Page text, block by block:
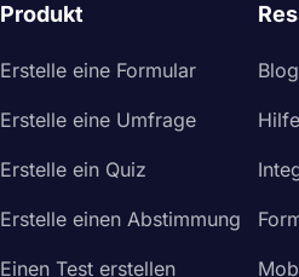
Produkt
Erstelle eine Formular
Erstelle eine Umfrage
Erstelle ein Quiz
Erstelle einen Abstimmung
Einen Test erstellen
Blog